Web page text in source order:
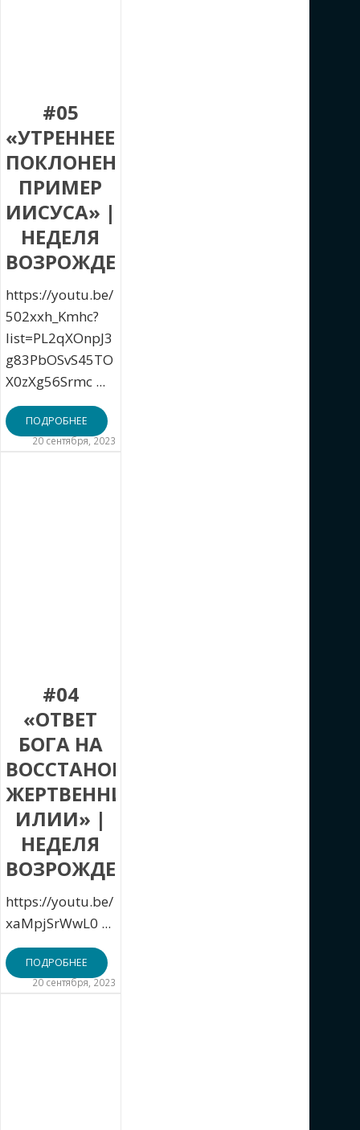
#05
«УТРЕННЕЕ
ПОКЛОНЕНИЕ.
ПРИМЕР
ИИСУСА» |
НЕДЕЛЯ
ВОЗРОЖДЕНИЯ
https://youtu.be/
502xxh_Kmhc?
list=PL2qXOnpJ3
g83PbOSvS45TO
X0zXg56Srmc ...
ПОДРОБНЕЕ
20 сентября, 2023
#04
«ОТВЕТ
БОГА НА
ВОССТАНОВЛЕННЫЙ
ЖЕРТВЕННИК
ИЛИИ» |
НЕДЕЛЯ
ВОЗРОЖДЕНИЯ
https://youtu.be/
xaMpjSrWwL0 ...
ПОДРОБНЕЕ
20 сентября, 2023